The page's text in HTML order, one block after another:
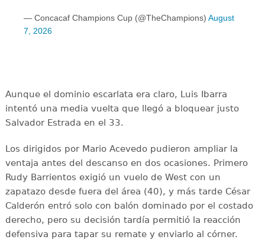
— Concacaf Champions Cup (@TheChampions) August
7, 2026
Aunque el dominio escarlata era claro, Luis Ibarra
intentó una media vuelta que llegó a bloquear justo
Salvador Estrada en el 33.
Los dirigidos por Mario Acevedo pudieron ampliar la
ventaja antes del descanso en dos ocasiones. Primero
Rudy Barrientos exigió un vuelo de West con un
zapatazo desde fuera del área (40), y más tarde César
Calderón entró solo con balón dominado por el costado
derecho, pero su decisión tardía permitió la reacción
defensiva para tapar su remate y enviarlo al córner.